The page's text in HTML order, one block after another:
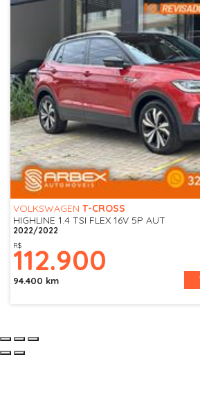
VOLKSWAGEN T-CROSS
HIGHLINE 1.4 TSI FLEX 16V 5P AUT
2022/2022
R$
112.900
94.400 km